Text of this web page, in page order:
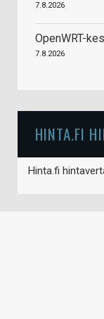
7.8.2026
OpenWRT-
7.8.2026
HINTA.FI
Hinta.fi